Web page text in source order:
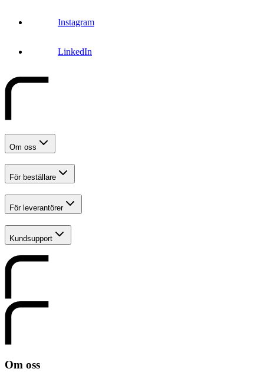
Instagram
LinkedIn
Om oss
För beställare
För leverantörer
Kundsupport
Om oss